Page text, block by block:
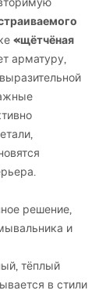
«щётчёная
арматуру,
решение,
и
тёплый
в стили